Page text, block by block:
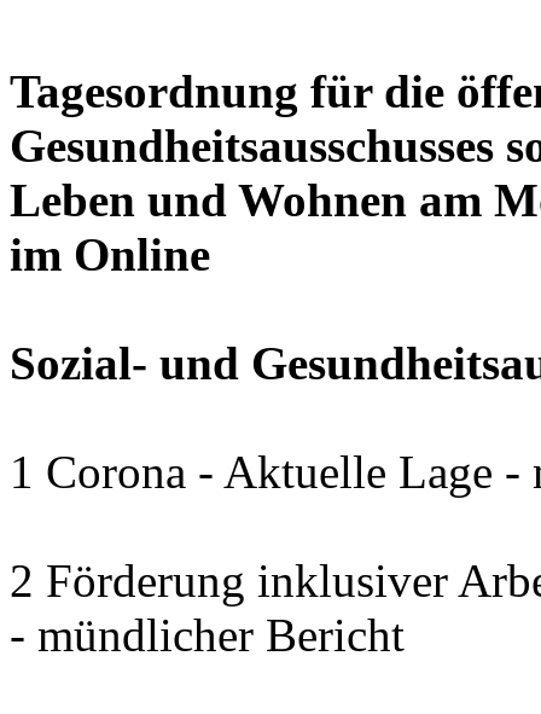
Tagesordnung für die
Gesundheitsausschusses
Leben und Wohnen am
im Online
Sozial- und
1 Corona - Aktuelle Lage
2 Förderung inklusiver
- mündlicher Bericht